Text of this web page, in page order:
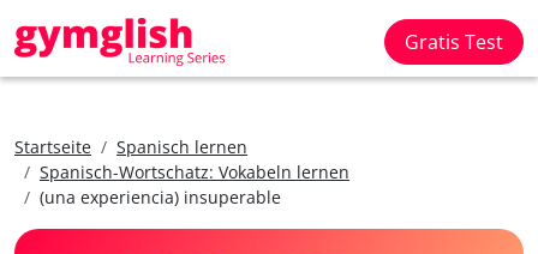
Gratis Test
Startseite
Spanisch lernen
Spanisch-Wortschatz: Vokabeln lernen
(una experiencia) insuperable